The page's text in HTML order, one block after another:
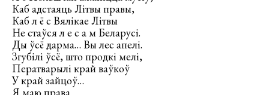
Каб адстаяць Літвы правы,
Каб л ё с Вялікае Літвы
Не стаўся л е с а м Беларусі.
Ды ўсё дарма… Вы лес апелі.
Згубілі ўсё, што продкі мелі,
Ператварылі край ваўкоў
У край зайцоў…
Я маю права